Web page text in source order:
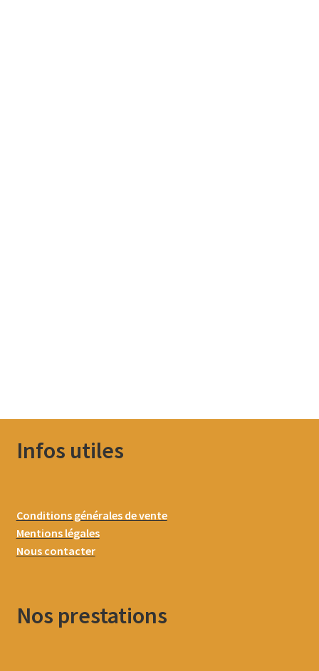
Infos utiles
Conditions générales de vente
Mentions légales
Nous contacter
Nos prestations